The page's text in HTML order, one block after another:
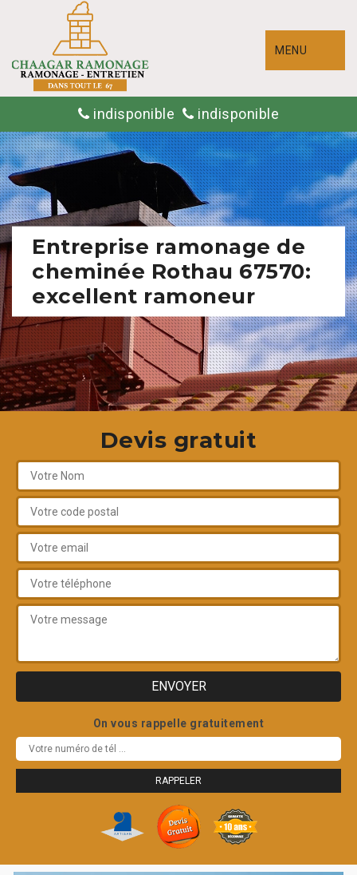
MENU
indisponible indisponible
Entreprise ramonage de
cheminée Rothau 67570:
excellent ramoneur
Devis gratuit
On vous rappelle gratuitement